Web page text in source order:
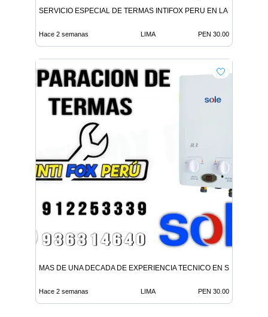
SERVICIO ESPECIAL DE TERMAS INTIFOX PERU EN LA MOLINA
Hace 2 semanas LIMA PEN 30.00
MAS DE UNA DECADA DE EXPERIENCIA TECNICO EN SAN BORJA
Hace 2 semanas LIMA PEN 30.00